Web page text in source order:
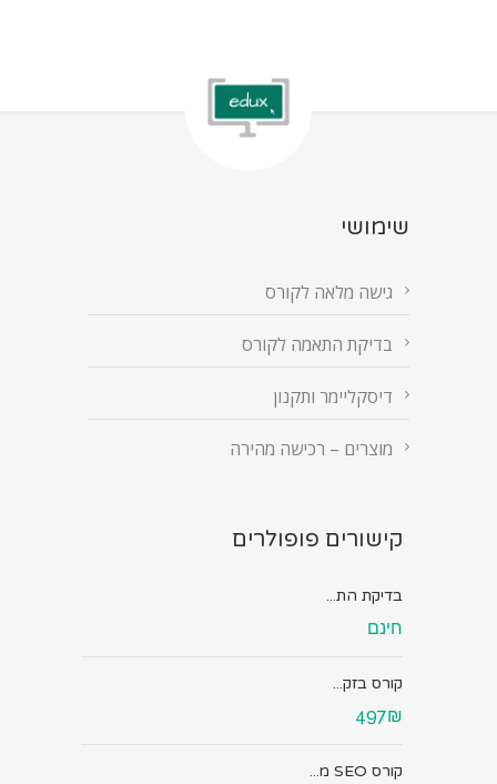
שימושי
גישה מלאה לקורס
בדיקת התאמה לקורס
דיסקליימר ותקנון
מוצרים – רכישה מהירה
קישורים פופולרים
בדיקת הת...
חינם
קורס בזק...
497₪
קורס SEO מ...